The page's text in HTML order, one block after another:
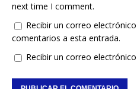
next time I comment.
Recibir un correo
comentarios a esta entrada.
Recibir un correo